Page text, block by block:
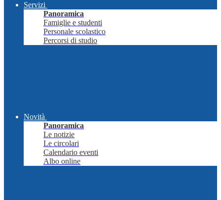
Servizi
Panoramica
Famiglie e studenti
Personale scolastico
Percorsi di studio
Novità
Panoramica
Le notizie
Le circolari
Calendario eventi
Albo online